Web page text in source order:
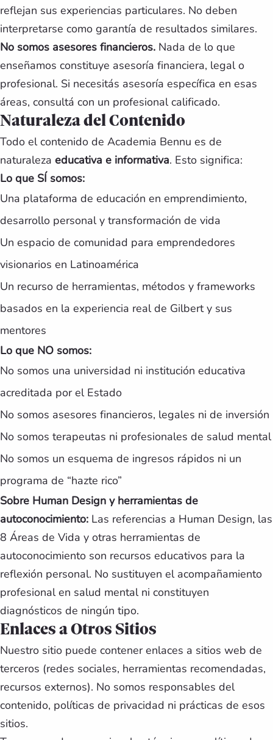
reflejan sus experiencias particulares. No deben
interpretarse como garantía de resultados similares.
No somos asesores financieros. Nada de lo que
enseñamos constituye asesoría financiera, legal o
profesional. Si necesitás asesoría específica en esas
áreas, consultá con un profesional calificado.
Naturaleza del Contenido
Todo el contenido de Academia Bennu es de
naturaleza educativa e informativa. Esto significa:
Lo que SÍ somos:
Una plataforma de educación en emprendimiento,
desarrollo personal y transformación de vida
Un espacio de comunidad para emprendedores
visionarios en Latinoamérica
Un recurso de herramientas, métodos y frameworks
basados en la experiencia real de Gilbert y sus
mentores
Lo que NO somos:
No somos una universidad ni institución educativa
acreditada por el Estado
No somos asesores financieros, legales ni de inversión
No somos terapeutas ni profesionales de salud mental
No somos un esquema de ingresos rápidos ni un
programa de “hazte rico”
Sobre Human Design y herramientas de
autoconocimiento: Las referencias a Human Design, las
8 Áreas de Vida y otras herramientas de
autoconocimiento son recursos educativos para la
reflexión personal. No sustituyen el acompañamiento
profesional en salud mental ni constituyen
diagnósticos de ningún tipo.
Enlaces a Otros Sitios
Nuestro sitio puede contener enlaces a sitios web de
terceros (redes sociales, herramientas recomendadas,
recursos externos). No somos responsables del
contenido, políticas de privacidad ni prácticas de esos
sitios.